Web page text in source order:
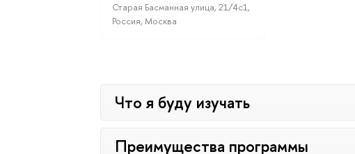
Старая Басманная улица, 21/4с1,
Россия, Москва
Что я буду изучать
Преимущества программы